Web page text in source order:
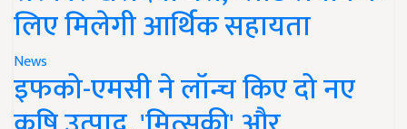
लिए मिलेगी आर्थिक सहायता
News
इफको-एमसी ने लॉन्च किए दो नए